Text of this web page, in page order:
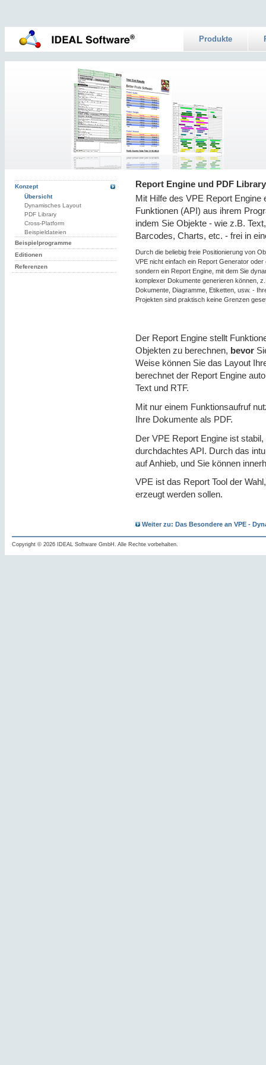
Produkte
Konzept
Übersicht
Dynamisches Layout
PDF Library
Cross-Platform
Beispieldateien
Beispielprogramme
Editionen
Referenzen
Report Engine und PDF Library
Mit Hilfe des VPE Report
Funktionen (API) aus ihrem
indem Sie Objekte - wie z.B.
Barcodes, Charts, etc. - frei in
Durch die beliebig freie Positionierung von
VPE nicht einfach ein Report Generator
sondern ein Report Engine, mit dem Sie
komplexer Dokumente generieren können,
Dokumente, Diagramme, Etiketten, usw. -
Projekten sind praktisch keine Grenzen
Der Report Engine stellt
Objekten zu berechnen, bevor
Weise können Sie das Layout
berechnet der Report Engine
Text und RTF.
Mit nur einem Funktionsaufruf
Ihre Dokumente als PDF.
Der VPE Report Engine ist stabil,
durchdachtes API. Durch das
auf Anhieb, und Sie können
VPE ist das Report Tool der
erzeugt werden sollen.
Weiter zu: Das Besondere an VPE -
Copyright © 2026 IDEAL Software GmbH. Alle Rechte vorbehalten.